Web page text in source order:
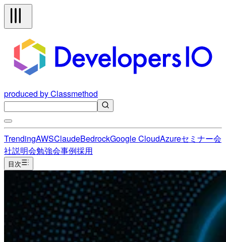
produced by Classmethod
TrendingAWSClaudeBedrockGoogle CloudAzureセミナー会
社説明会勉強会事例採用
目次